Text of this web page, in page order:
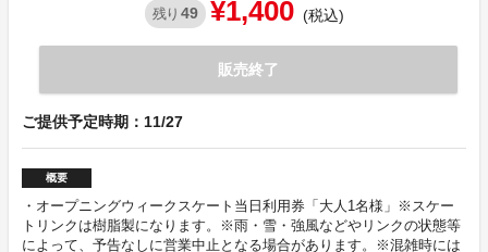
残り 49 ¥1,400 (税込)
販売終了
ご提供予定時期：11/27
概要
・オープニングウィークスケート当日利用券「大人1名様」※スケー
トリンクは樹脂製になります。※雨・雪・強風などやリンクの状態等
によって、予告なしに営業中止となる場合があります。※混雑時には